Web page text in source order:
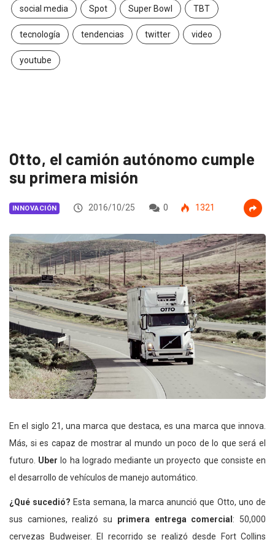
social media Spot Super Bowl TBT
tecnología tendencias twitter video
youtube
Otto, el camión autónomo cumple
su primera misión
INNOVACIÓN 2016/10/25 0 1321
En el siglo 21, una marca que destaca, es una marca que innova.
Más, si es capaz de mostrar al mundo un poco de lo que será el
futuro. Uber lo ha logrado mediante un proyecto que consiste en
el desarrollo de vehículos de manejo automático.
¿Qué sucedió? Esta semana, la marca anunció que Otto, uno de
sus camiones, realizó su primera entrega comercial : 50,000
cervezas Budweiser. El recorrido se realizó desde Fort Collins